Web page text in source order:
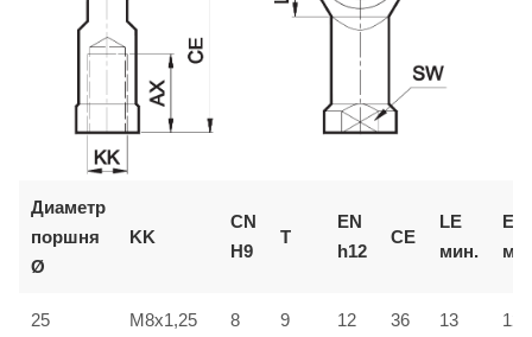
Диаметр
поршня
Ø
KK
CN
H9
T
EN
h12
CE
LE
мин.
ER
25 M8x1,25 8 9 12 36 13 12